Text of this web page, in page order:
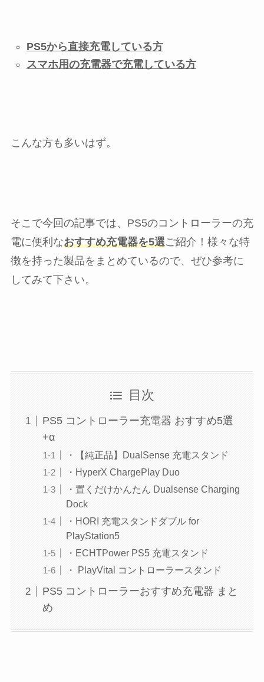
PS5から直接充電している方
スマホ用の充電器で充電している方
こんな方も多いはず。
そこで今回の記事では、PS5のコントローラーの充
電に便利なおすすめ充電器を5選ご紹介！様々な特
徴を持った製品をまとめているので、ぜひ参考に
してみて下さい。
目次
PS5 コントローラー充電器 おすすめ5選
+α
・【純正品】DualSense 充電スタンド
・HyperX ChargePlay Duo
・置くだけかんたん Dualsense Charging
Dock
・HORI 充電スタンドダブル for
PlayStation5
・ECHTPower PS5 充電スタンド
・ PlayVital コントローラースタンド
PS5 コントローラーおすすめ充電器 まと
め